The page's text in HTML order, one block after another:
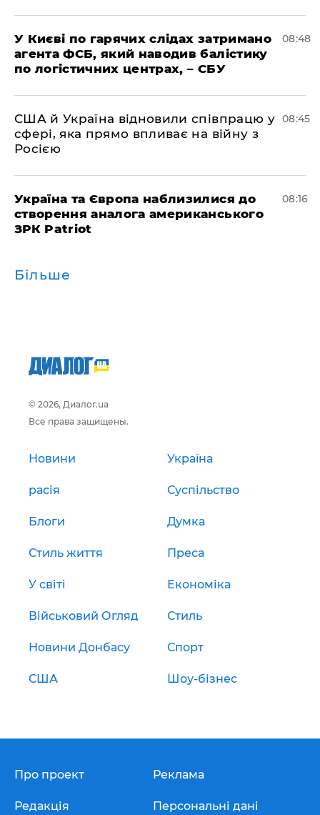
У Києві по гарячих слідах затримано
агента ФСБ, який наводив балістику
по логістичних центрах, – СБУ
08:48
США й Україна відновили співпрацю у
сфері, яка прямо впливає на війну з
Росією
08:45
Україна та Європа наблизилися до
створення аналога американського
ЗРК Patriot
08:16
Більше
© 2026, Диалог.ua
Все права защищены.
Новини Україна
расія Суспільство
Блоги Думка
Стиль життя Преса
У світі Економіка
Військовий Огляд Стиль
Новини Донбасу Спорт
США Шоу-бізнес
Про проект
Редакція
Реклама
Персональні дані